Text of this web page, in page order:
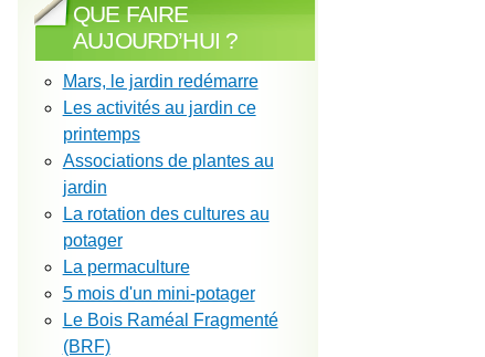
QUE FAIRE
AUJOURD’HUI ?
Mars, le jardin redémarre
Les activités au jardin ce
printemps
Associations de plantes au
jardin
La rotation des cultures au
potager
La permaculture
5 mois d'un mini-potager
Le Bois Raméal Fragmenté
(BRF)